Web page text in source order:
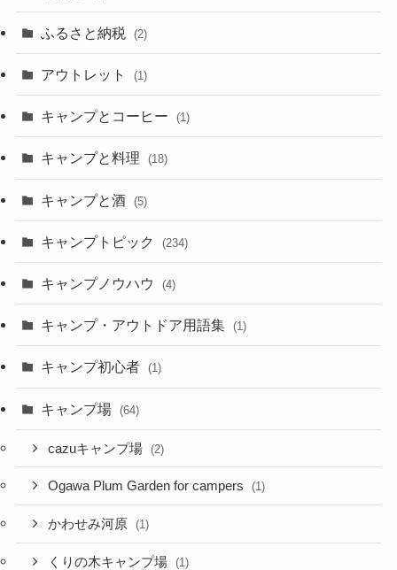
ふるさと納税 (2)
アウトレット (1)
キャンプとコーヒー (1)
キャンプと料理 (18)
キャンプと酒 (5)
キャンプトピック (234)
キャンプノウハウ (4)
キャンプ・アウトドア用語集 (1)
キャンプ初心者 (1)
キャンプ場 (64)
cazuキャンプ場 (2)
Ogawa Plum Garden for campers (1)
かわせみ河原 (1)
くりの木キャンプ場 (1)